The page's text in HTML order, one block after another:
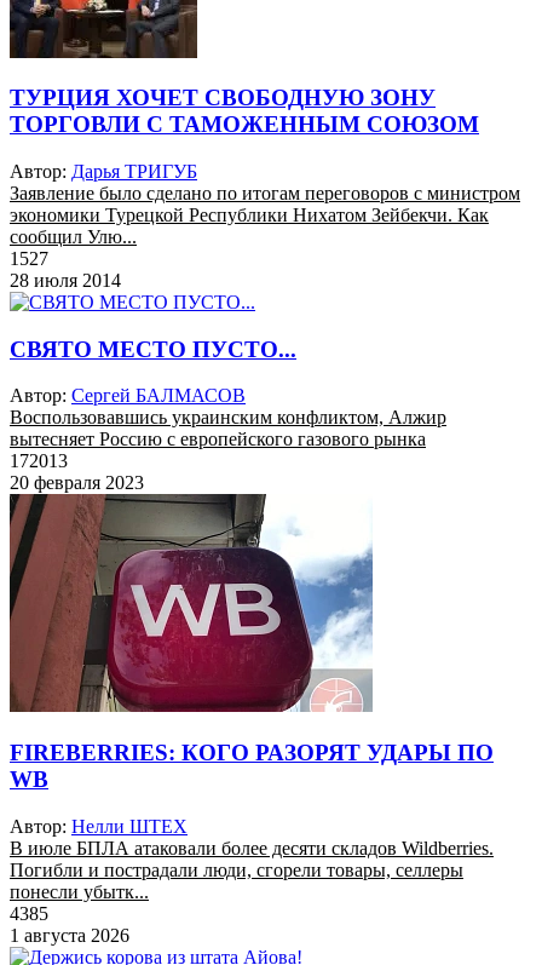
ТУРЦИЯ ХОЧЕТ СВОБОДНУЮ ЗОНУ
ТОРГОВЛИ С ТАМОЖЕННЫМ СОЮЗОМ
Автор: Дарья ТРИГУБ
Заявление было сделано по итогам переговоров с министром
экономики Турецкой Республики Нихатом Зейбекчи. Как
сообщил Улю...
1527
28 июля 2014
СВЯТО МЕСТО ПУСТО...
Автор: Сергей БАЛМАСОВ
Воспользовавшись украинским конфликтом, Алжир
вытесняет Россию с европейского газового рынка
172013
20 февраля 2023
FIREBERRIES: КОГО РАЗОРЯТ УДАРЫ ПО
WB
Автор: Нелли ШТЕХ
В июле БПЛА атаковали более десяти складов Wildberries.
Погибли и пострадали люди, сгорели товары, селлеры
понесли убытк...
4385
1 августа 2026